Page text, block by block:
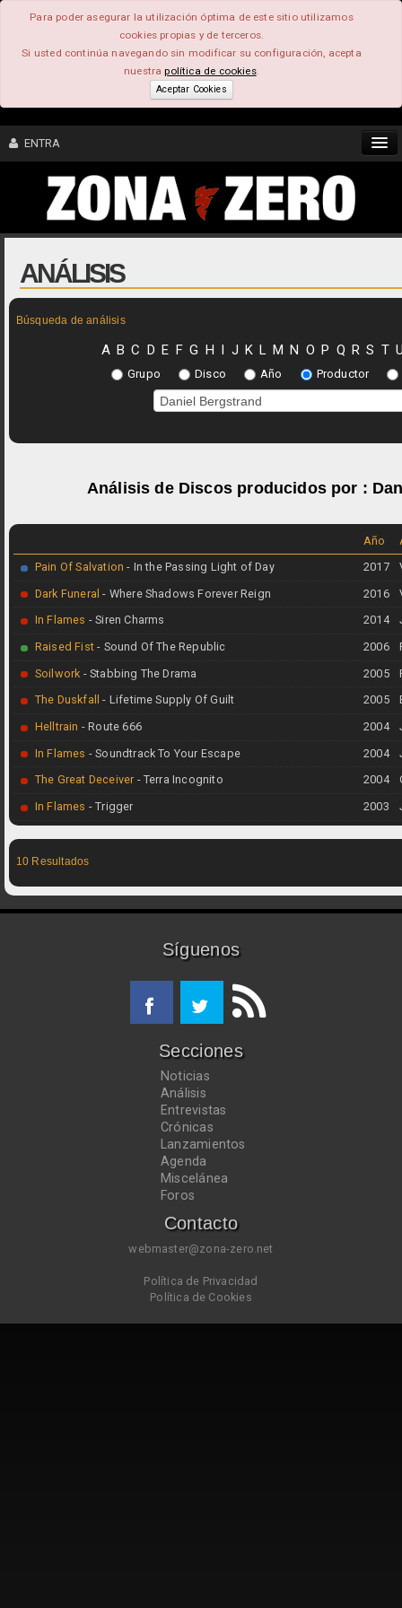
Para poder asegurar la utilización óptima de este sitio utilizamos
cookies propias y de terceros.
Si usted continúa navegando sin modificar su configuración, acepta
nuestrapolítica de cookies.
Aceptar Cookies
ENTRA
CONTENIDO
COMUNIDAD
FEEEDBACK
ANÁLISIS
Búsqueda de análisis
A B C D E F G H I J K L M N O P Q R S T
Grupo Disco Año Productor
Análisis de Discos producidos por :
Año
Pain Of Salvation - In the Passing Light of Day
2017
Dark Funeral - Where Shadows Forever Reign
2016
In Flames - Siren Charms
2014
Raised Fist - Sound Of The Republic
2006
Soilwork - Stabbing The Drama
2005
The Duskfall
- Lifetime Supply Of Guilt
2005
Helltrain - Route 666
2004
In Flames - Soundtrack To Your Escape
2004
The Great Deceiver - Terra Incognito
2004
In Flames - Trigger 2003
10 Resultados
Síguenos
Secciones
Noticias
Análisis
Entrevistas
Crónicas
Lanzamientos
Agenda
Miscelánea
Foros
Contacto
webmaster@zona-zero.net
Política de Privacidad
Política de Cookies